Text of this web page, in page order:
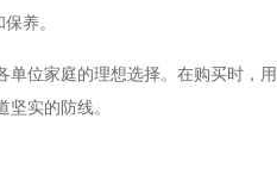
养。
位家庭的理想选择。在购买时，用
实的防线。